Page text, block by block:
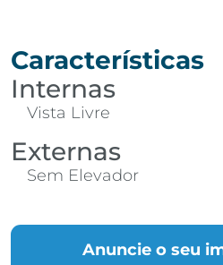
Anuncie o seu
Características
Internas
Vista Livre
Externas
Sem Elevador